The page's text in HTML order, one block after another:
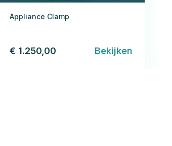
Appliance Clamp
€ 1.250,00 Bekijken